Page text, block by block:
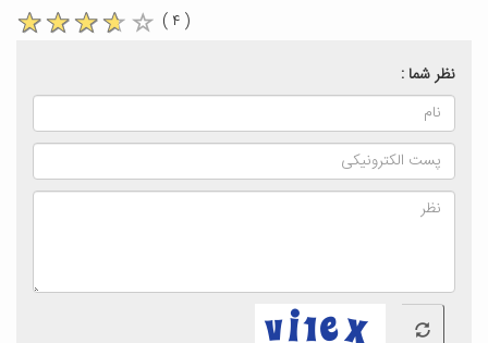
( ۴ )
نظر شما :